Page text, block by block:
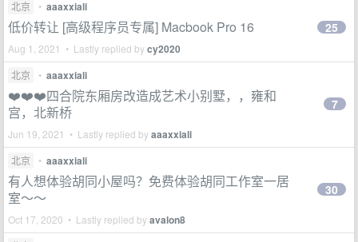
北京 • aaaxxiali
低价转让 [高级程序员专属] Macbook Pro 16
Aug 1, 2021 • Lastly replied bycy2020
25
北京 • aaaxxiali
❤️❤️❤️四合院东厢房改造成艺术小别墅，，雍和
宫，北新桥
Jun 19, 2021 • Lastly replied byaaaxxiali
7
北京 • aaaxxiali
有人想体验胡同小屋吗？免费体验胡同工作室一居
室～～
Oct 17, 2020 • Lastly replied byavalon8
30